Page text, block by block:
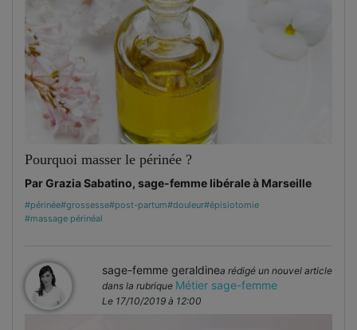
Pourquoi masser le périnée ?
Par Grazia Sabatino, sage-femme libérale à Marseille
#périnée#grossesse#post-partum#douleur#épisiotomie
#massage périnéal
sage-femme geraldinea rédigé un nouvel article
dans la rubrique Métier sage-femme
Le 17/10/2019 à 12:00